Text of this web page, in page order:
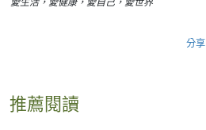
分享
推薦閱讀